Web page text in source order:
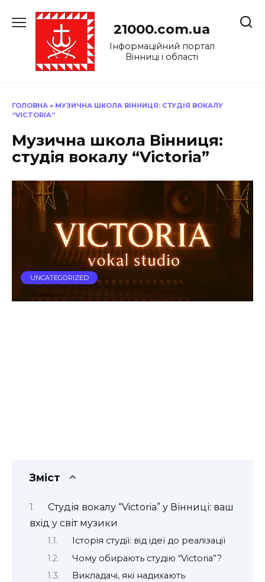
до
21000.com.ua
Інформаційний портал
Вінниці і області
ГОЛОВНА » МУЗИЧНА ШКОЛА ВІННИЦЯ: СТУДІЯ ВОКАЛУ
“VICTORIA”
Музична школа Вінниця:
студія вокалу “Victoria”
UNCATEGORIZED
Зміст
Студія вокалу “Victoria” у Вінниці: ваш
вхід у світ музики
Історія студії: від ідеї до реалізації
Чому обирають студію “Victoria”?
Викладачі, які надихають